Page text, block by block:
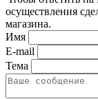
осуществления
магазина.
Имя
E-mail
Тема